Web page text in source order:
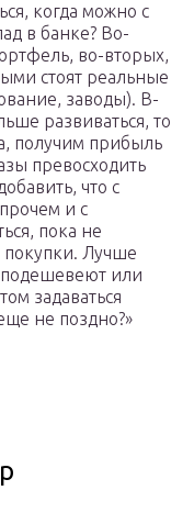
когда можно с
в банке? Во-
во-вторых,
стоят реальные
заводы). В-
развиваться, то
получим прибыль
превосходить
что с
и с
пока не
покупки. Лучше
подешевеют или
задаваться
не поздно?»